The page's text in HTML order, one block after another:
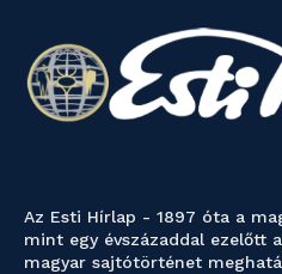
Az Esti Hírlap - 1897 óta a
mint egy évszázaddal ezelőtt
magyar sajtótörténet